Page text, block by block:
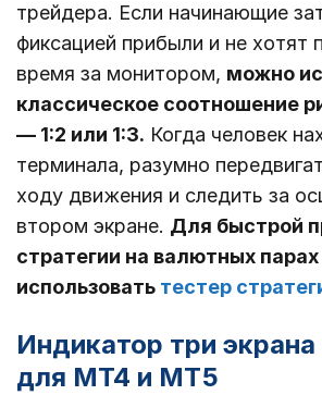
трейдера. Если начинающие
фиксацией прибыли и не хотят
время за монитором, можно
классическое соотношение
― 1:2 или 1:3. Когда человек
терминала, разумно
ходу движения и следить за
втором экране. Для быстрой
стратегии на валютных
использовать тестер
Индикатор три
для МТ4 и МТ5